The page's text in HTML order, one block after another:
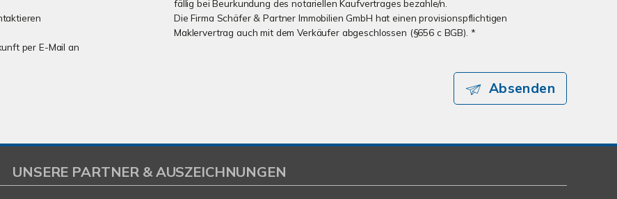
per E-Mail an
fällig bei Beurkundung des notariellen Kaufvertrages bezahle/n.
Die Firma Schäfer & Partner Immobilien GmbH hat einen provisionspflichtigen
Maklervertrag auch mit dem Verkäufer abgeschlossen (§656 c BGB). *
Absenden
UNSERE PARTNER & AUSZEICHNUNGEN